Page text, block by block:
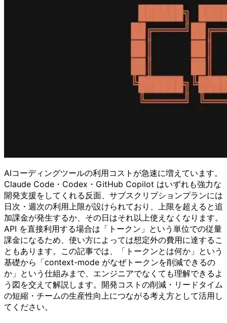
AIコーディングツールの利用コストが急速に増えています。
Claude Code・Codex・GitHub Copilot はいずれも強力な
開発支援をしてくれる反面、サブスクリプションプランには
日次・週次の利用上限が設けられており、上限を超えると追
加課金が発生するか、その日はそれ以上使えなくなります。
API を直接利用する場合は「トークン」という単位での従量
課金になるため、使い方によっては想定外の費用に達するこ
ともあります。この記事では、「トークンとは何か」という
基礎から「context-mode がなぜトークンを削減できるの
か」という仕組みまで、エンジニアでなくても理解できるよ
う図を交えて解説します。開発コストの削減・リードタイム
の短縮・チームの生産性向上につながる考え方として活用し
てください。